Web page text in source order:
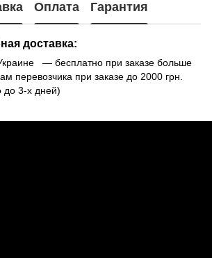
Оплата Гарантия
доставка:
— бесплатно при заказе больше
перевозчика при заказе до 2000 грн.
до 3-х дней)